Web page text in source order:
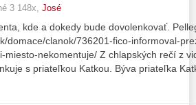
3 148x, José
kde a dokedy bude dovolenkovať.
domace/clanok/736201-fico-informoval-
miesto-nekomentuje/ Z chlapských rečí z
s priateľkou Katkou. Býva priateľka